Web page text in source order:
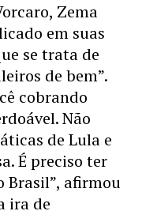
Zema
em suas
se trata de
de bem”.
cobrando
Não
de Lula e
É preciso ter
Brasil”, afirmou
ira de